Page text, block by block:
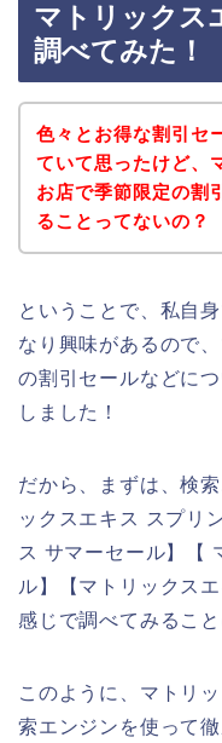
マトリックス
調べてみた！
色々とお得な割引セ
ていて思ったけど、
お店で季節限定の割
ることってないの？
ということで、私自
なり興味があるので
の割引セールなどに
しました！
だから、まずは、検
ックスエキス スプリ
ス サマーセール】【
ル】【マトリックス
感じで調べてみること
このように、マトリ
索エンジンを使って